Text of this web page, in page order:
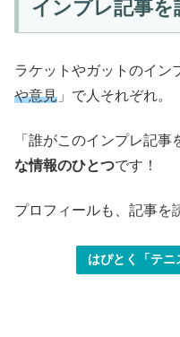
インプレ記事を
ラケットやガットのイン
や意見 」で人それぞれ。
「誰がこのインプレ記
な情報のひとつです！
プロフィールも、記事を
はぴとく「テニ